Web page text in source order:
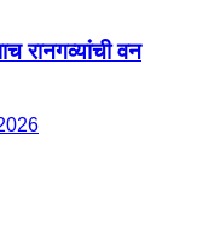
रानगव्यांची वन